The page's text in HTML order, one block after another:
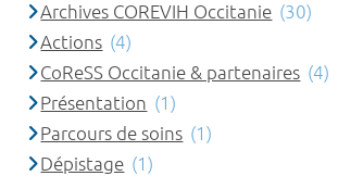
Archives COREVIH Occitanie (30)
Actions (4)
CoReSS Occitanie & partenaires (4)
Présentation (1)
Parcours de soins (1)
Dépistage (1)